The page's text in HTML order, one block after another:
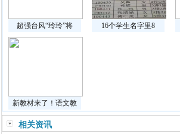
超强台风“玲玲”将 16个学生名字里8
新教材来了！语文教
相关资讯